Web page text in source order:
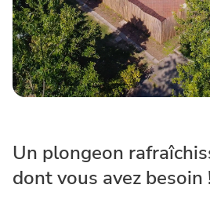
Un plongeon
dont vous avez besoin